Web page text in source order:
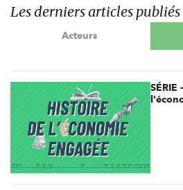
Les derniers articles publiés
Acteurs